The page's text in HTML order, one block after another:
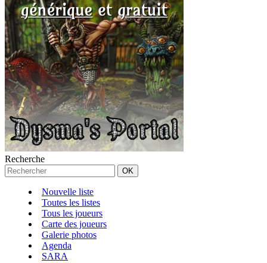
Recherche
Nouvelle liste
Toutes les listes
Tous les joueurs
Carte des joueurs
Galerie photos
Agenda
SARA